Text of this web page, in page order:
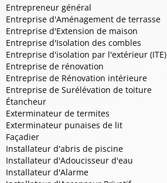
Entrepreneur général
Entreprise d'Aménagement de terrasse
Entreprise d'Extension de maison
Entreprise d'Isolation des combles
Entreprise d'isolation par l'extérieur (ITE)
Entreprise de rénovation
Entreprise de Rénovation intérieure
Entreprise de Surélévation de toiture
Étancheur
Exterminateur de termites
Exterminateur punaises de lit
Façadier
Installateur d'abris de piscine
Installateur d'Adoucisseur d'eau
Installateur d'Alarme